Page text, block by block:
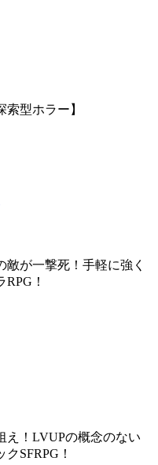
型ホラー】
が一撃死！手軽に強く
！
え！LVUPの概念のない
SFRPG！